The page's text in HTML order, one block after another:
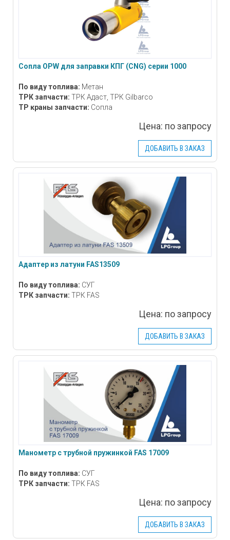
Сопла OPW для заправки КПГ (CNG) серии 1000
По виду топлива: Метан
ТРК запчасти: ТРК Адаст, ТРК Gilbarco
ТР краны запчасти: Сопла
Цена: по запросу
ДОБАВИТЬ В ЗАКАЗ
Адаптер из латуни FAS13509
По виду топлива: СУГ
ТРК запчасти: ТРК FAS
Цена: по запросу
ДОБАВИТЬ В ЗАКАЗ
Манометр с трубной пружинкой FAS 17009
По виду топлива: СУГ
ТРК запчасти: ТРК FAS
Цена: по запросу
ДОБАВИТЬ В ЗАКАЗ